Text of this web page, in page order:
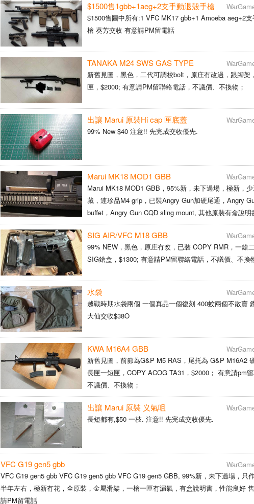
$1500售1gbb+1aeg+2支手動退殼手槍
$1500售圖中所有:1 VFC MK17 gbb+1 Amoeba aeg+2
槍 葵芳交收 有意請PM留電話
TANAKA M24 SWS GAS TYPE
新舊見圖，黑色，二代可調校bolt，原庄冇改過，跟腳架
匣，$2000; 有意請PM留聯絡電話，不議價、不換物；
出讓 Marui 原裝Hi cap 匣底蓋
99% New $40 注意!! 先完成交收優先.
Marui MK18 MOD1 GBB
Marui MK18 MOD1 GBB，95%新，未下過場，極新，
藏，連珍品M4 grip，已裝Angry Gun加硬尾通，Angry
buffet，Angry Gun CQD sling mount, 其他原裝有盒說明
匣冇漏氣，匣氣咀已裝 O-ring, 性能良好 售$3200 有意
SIG AIR/VFC M18 GBB
99% NEW，黑色，原庄冇改，已裝 COPY RMR，一鎗
SIG鎗盒，$1300; 有意請PM留聯絡電話，不議價、不換
水袋
越戰時期水袋兩個 一個真品一個復刻 400蚊兩個不散賣
大仙交收$38O
KWA M16A4 GBB
新舊見圖，前節為G&P M5 RAS，尾托為 G&P M16A2
長匣一短匣，COPY ACOG TA31，$2000； 有意請pm留聯絡電話，
不議價、不換物；
出讓 Marui 原裝 义氣咀
長短都有,$50 一枝. 注意!! 先完成交收優先.
VFC G19 gen5 gbb
VFC G19 gen5 gbb VFC G19 gen5 gbb VFC G19 gen5 GBB, 99%新，未下過場，只
半年左右，極新冇花，全原裝，金屬滑架，一槍一匣冇漏氣，有盒說明書，性能良好
請PM留電話